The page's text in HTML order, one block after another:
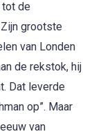
tot de
grootste
van Londen
de rekstok, hij
Dat leverde
op”. Maar
van